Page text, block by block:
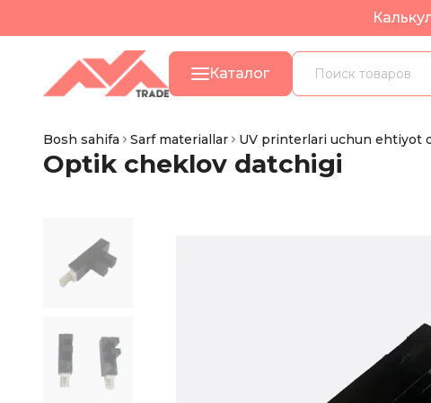
Каталог
Bosh sahifa Sarf materiallar UV printerlari uchun ehtiyot
Optik cheklov datchigi